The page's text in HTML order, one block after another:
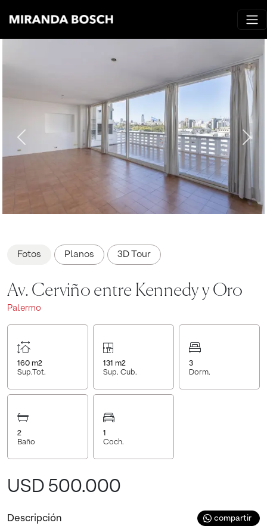
Fotos Planos 3D Tour
Av. Cerviño entre Kennedy y Oro
Palermo
160 m2
Sup.Tot.
131 m2
Sup. Cub.
3
Dorm.
2
Baño
1
Coch.
USD 500.000
Descripción compartir